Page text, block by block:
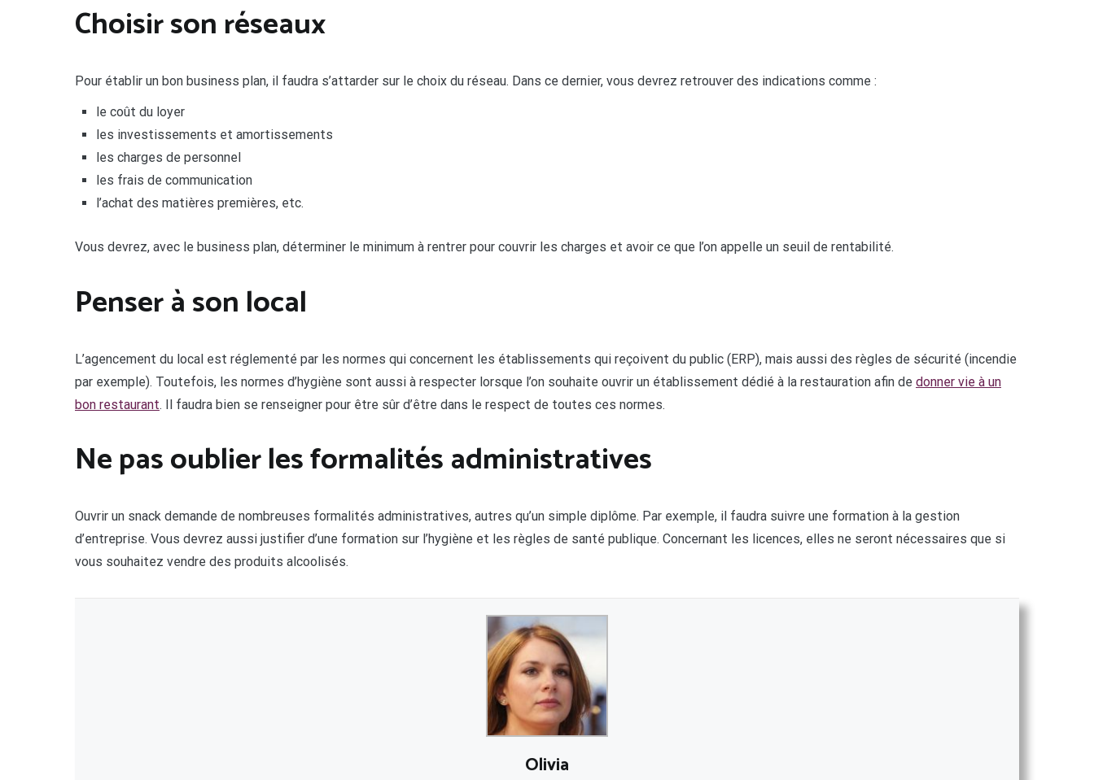
Choisir son réseaux
Pour établir un bon business plan, il faudra s’attarder sur le choix du réseau. Dans ce dernier, vous devrez retrouver des indications comme :
le coût du loyer
les investissements et amortissements
les charges de personnel
les frais de communication
l’achat des matières premières, etc.
Vous devrez, avec le business plan, déterminer le minimum à rentrer pour couvrir les charges et avoir ce que l’on appelle un seuil de rentabilité.
Penser à son local
L’agencement du local est réglementé par les normes qui concernent les établissements qui reçoivent du public (ERP), mais aussi des règles de sécurité (incendie
par exemple). Toutefois, les normes d’hygiène sont aussi à respecter lorsque l’on souhaite ouvrir un établissement dédié à la restauration afin de donner vie à un
bon restaurant. Il faudra bien se renseigner pour être sûr d’être dans le respect de toutes ces normes.
Ne pas oublier les formalités administratives
Ouvrir un snack demande de nombreuses formalités administratives, autres qu’un simple diplôme. Par exemple, il faudra suivre une formation à la gestion
d’entreprise. Vous devrez aussi justifier d’une formation sur l’hygiène et les règles de santé publique. Concernant les licences, elles ne seront nécessaires que si
vous souhaitez vendre des produits alcoolisés.
Olivia